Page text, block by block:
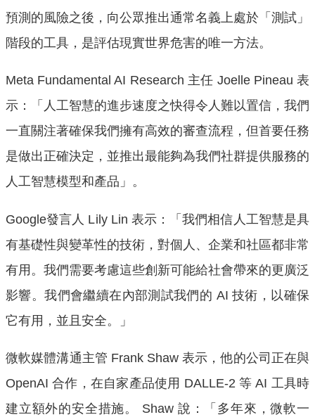
預測的風險之後，向公眾推出通常名義上處於「測試」
階段的工具，是評估現實世界危害的唯一方法。
Meta Fundamental AI Research 主任 Joelle Pineau 表
示：「人工智慧的進步速度之快得令人難以置信，我們
一直關注著確保我們擁有高效的審查流程，但首要任務
是做出正確決定，並推出最能夠為我們社群提供服務的
人工智慧模型和產品」。
Google發言人 Lily Lin 表示：「我們相信人工智慧是具
有基礎性與變革性的技術，對個人、企業和社區都非常
有用。我們需要考慮這些創新可能給社會帶來的更廣泛
影響。我們會繼續在內部測試我們的 AI 技術，以確保
它有用，並且安全。」
微軟媒體溝通主管 Frank Shaw 表示，他的公司正在與
OpenAI 合作，在自家產品使用 DALLE-2 等 AI 工具時
建立額外的安全措施。 Shaw 說：「多年來，微軟一